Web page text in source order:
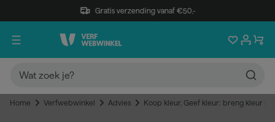
Gratis verzending vanaf €50,-
Home Verfwebwinkel Advies Koop kleur, Geef kleur: breng kleur in